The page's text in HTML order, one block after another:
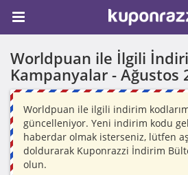
Worldpuan ile İlgili
Kampanyalar - Ağustos
Worldpuan ile ilgili indirim
güncelleniyor. Yeni indirim kodu
haberdar olmak isterseniz, lütfen
doldurarak Kuponrazzi İndirim
olun.